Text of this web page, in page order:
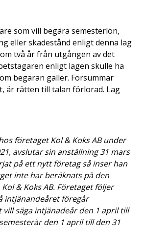
som vill begära semesterlön,
eller skadestånd enligt denna lag
två år från utgången av det
enligt lagen skulle ha
begäran gäller. Försummar
är rätten till talan förlorad. Lag
företaget Kol & Koks AB under
avslutar sin anställning 31 mars
på ett nytt företag så inser han
inte har beräknats på den
& Koks AB. Företaget följer
intjänandeåret föregår
säga intjänadeår den 1 april till
den 1 april till den 31